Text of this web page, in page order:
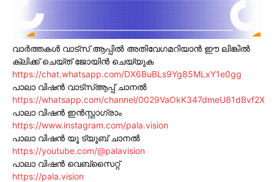
വാർത്തകൾ വാട്സ് ആപ്പിൽ അതിവേഗമറിയാൻ ഈ ലിങ്കിൽ
ക്ലിക്ക് ചെയ്ത് ജോയിൻ ചെയ്യുക
https://chat.whatsapp.com/DX6BuBLs9Yg85MLxY1e0gg
പാലാ വിഷൻ വാട്സ്ആപ്പ് ചാനൽ
https://whatsapp.com/channel/0029VaOkK347dmeU81dBvf2X
പാലാ വിഷൻ ഇൻസ്റ്റാഗ്രാം
https://www.instagram.com/pala.vision
പാലാ വിഷൻ യൂ ട്യൂബ് ചാനൽ
https://youtube.com/@palavision
പാലാ വിഷൻ വെബ്സൈറ്റ്
https://pala.vision